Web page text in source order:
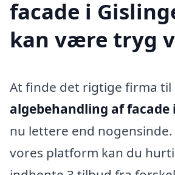
facade i
kan være tryg
At finde det rigtige firma til
algebehandling af facade
nu lettere end
vores platform kan du